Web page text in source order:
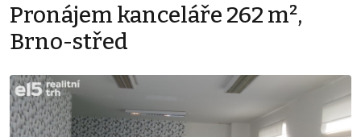
Pronájem kanceláře 262 m²,
Brno-střed